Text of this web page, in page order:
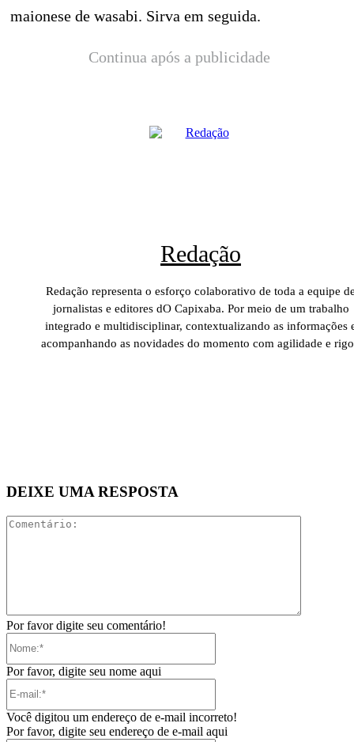
maionese de wasabi. Sirva em seguida.
Continua após a publicidade
Redação
Redação representa o esforço colaborativo de toda a equipe
jornalistas e editores dO Capixaba. Por meio de um trabalho
integrado e multidisciplinar, contextualizando as informações
acompanhando as novidades do momento com agilidade e
DEIXE UMA RESPOSTA
Por favor digite seu comentário!
Por favor, digite seu nome aqui
Você digitou um endereço de e-mail incorreto!
Por favor, digite seu endereço de e-mail aqui